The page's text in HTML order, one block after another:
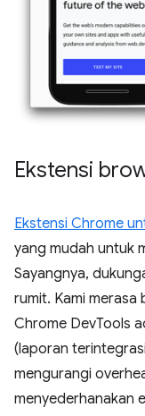
Ekstensi
Ekstensi Chrome
yang mudah untuk
Sayangnya,
rumit. Kami merasa
Chrome DevTools
(laporan
mengurangi
menyederhanakan